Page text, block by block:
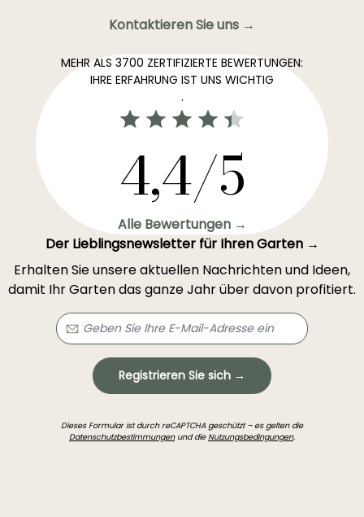
Kontaktieren Sie uns →
MEHR ALS 3700 ZERTIFIZIERTE BEWERTUNGEN:
IHRE ERFAHRUNG IST UNS WICHTIG
.
4,4/5
Alle Bewertungen →
Der Lieblingsnewsletter für Ihren Garten →
Erhalten Sie unsere aktuellen Nachrichten und Ideen,
damit Ihr Garten das ganze Jahr über davon profitiert.
Registrieren Sie sich →
Dieses Formular ist durch reCAPTCHA geschützt – es gelten die
Datenschutzbestimmungenund dieNutzungsbedingungen.